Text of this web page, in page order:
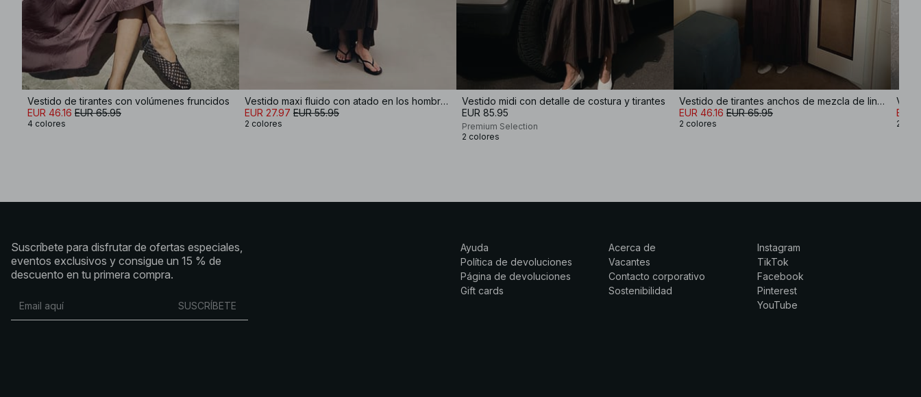
Vestido de tirantes con volúmenes fruncidos
EUR 46.16 EUR 65.95
4 colores
Vestido maxi fluido con atado en los hombros
EUR 27.97 EUR 55.95
2 colores
Vestido midi con detalle de costura y tirantes
EUR 85.95
Premium Selection
2 colores
Vestido de tirantes anchos de mezcla de lino con volúmenes y efecto arrugado
EUR 46.16 EUR 65.95
2 colores
EUR
2
Suscríbete para disfrutar de ofertas especiales,
eventos exclusivos y consigue un 15 % de
descuento en tu primera compra.
SUSCRÍBETE
Ayuda
Política de devoluciones
Página de devoluciones
Gift cards
Acerca de
Vacantes
Contacto corporativo
Sostenibilidad
Instagram
TikTok
Facebook
Pinterest
YouTube